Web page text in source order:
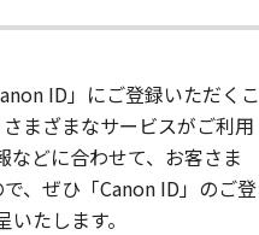
ID」にご登録いただくこ
まざまなサービスがご利用
どに合わせて、お客さま
、ぜひ「Canon ID」のご登
たします。